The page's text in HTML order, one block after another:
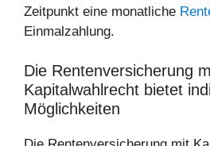
Zeitpunkt eine monatliche
Einmalzahlung.
Die Rentenversicherung
Kapitalwahlrecht bietet
Möglichkeiten